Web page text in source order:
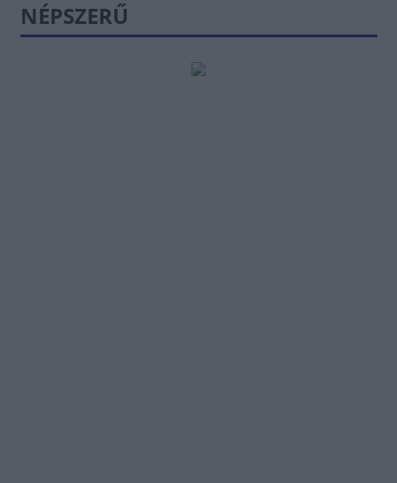
NÉPSZERŰ